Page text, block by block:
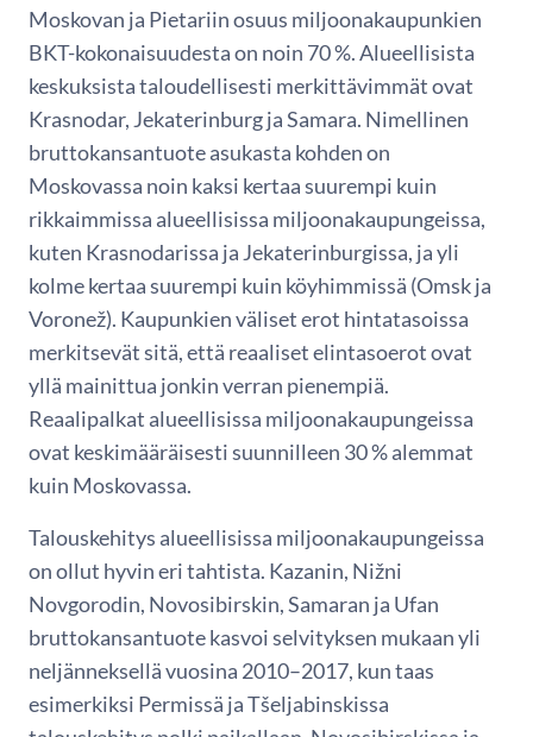
Moskovan ja Pietariin osuus miljoonakaupunkien
BKT-kokonaisuudesta on noin 70 %. Alueellisista
keskuksista taloudellisesti merkittävimmät ovat
Krasnodar, Jekaterinburg ja Samara. Nimellinen
bruttokansantuote asukasta kohden on
Moskovassa noin kaksi kertaa suurempi kuin
rikkaimmissa alueellisissa miljoonakaupungeissa,
kuten Krasnodarissa ja Jekaterinburgissa, ja yli
kolme kertaa suurempi kuin köyhimmissä (Omsk ja
Voronež). Kaupunkien väliset erot hintatasoissa
merkitsevät sitä, että reaaliset elintasoerot ovat
yllä mainittua jonkin verran pienempiä.
Reaalipalkat alueellisissa miljoonakaupungeissa
ovat keskimääräisesti suunnilleen 30 % alemmat
kuin Moskovassa.
Talouskehitys alueellisissa miljoonakaupungeissa
on ollut hyvin eri tahtista. Kazanin, Nižni
Novgorodin, Novosibirskin, Samaran ja Ufan
bruttokansantuote kasvoi selvityksen mukaan yli
neljänneksellä vuosina 2010–2017, kun taas
esimerkiksi Permissä ja Tšeljabinskissa